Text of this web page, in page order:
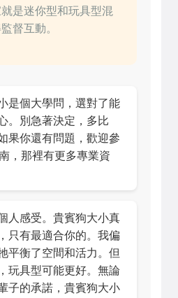
是迷你型和玩具型混
督互動。
是個大學問，選對了能
。別急著決定，多比
果你還有問題，歡迎參
，那裡有更多專業資
人感受。貴賓狗大小真
只有最適合你的。我偏
平衡了空間和活力。但
玩具型可能更好。無論
子的承諾，貴賓狗大小